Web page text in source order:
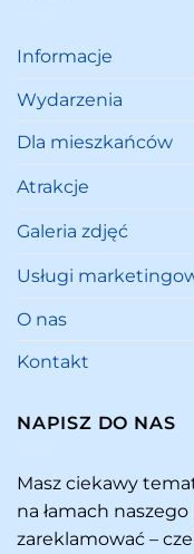
Informacje
Wydarzenia
Dla mieszkańców
Atrakcje
Galeria zdjęć
Usługi
O nas
Kontakt
NAPISZ DO NAS
Masz ciekawy
na łamach
zareklamować –